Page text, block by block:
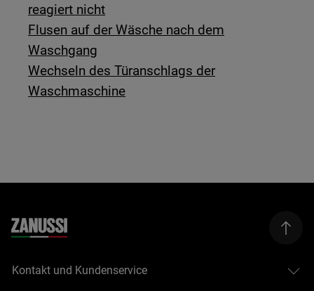
reagiert nicht
Flusen auf der Wäsche nach dem
Waschgang
Wechseln des Türanschlags der
Waschmaschine
Kontakt und Kundenservice